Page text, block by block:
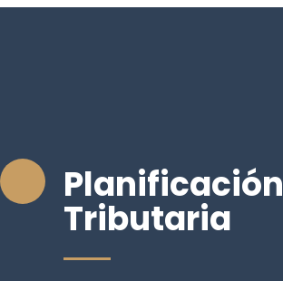
Planificación
Tributaria